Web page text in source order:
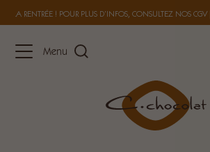
LA RENTRÉE ! POUR PLUS D’INFOS, CONSULTEZ NOS CGV|
Menu